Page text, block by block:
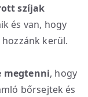
szíjak
és van, hogy
kerül.
megtenni, hogy
bőrsejtek és